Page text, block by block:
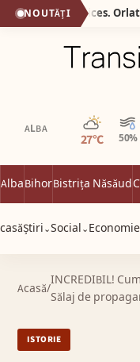
NOUTĂȚI
ALBA
27°C 50%
Parțial noros
AlbaBihorBistrița Năsăud
Știri ⌄Social ⌄ Economie
Acasă/
INCREDIBIL!
Sălaj de
ISTORIE